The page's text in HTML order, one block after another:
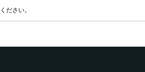
ださい。